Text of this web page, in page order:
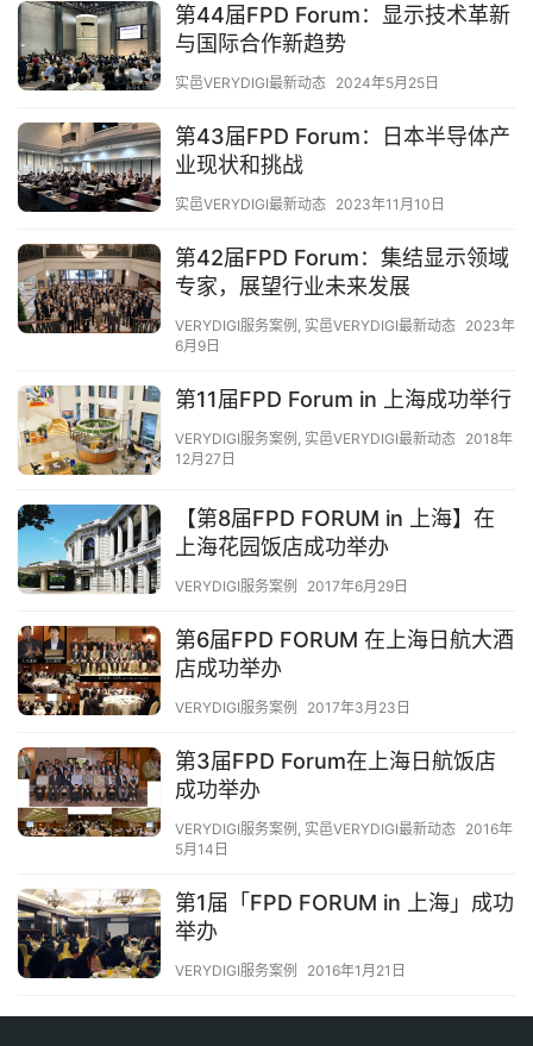
第44届FPD Forum：显示技术革新
与国际合作新趋势
实邑VERYDIGI最新动态 2024年5月25日
第43届FPD Forum：日本半导体产
业现状和挑战
实邑VERYDIGI最新动态 2023年11月10日
第42届FPD Forum：集结显示领域
专家，展望行业未来发展
VERYDIGI服务案例 , 实邑VERYDIGI最新动态 2023年
6月9日
第11届FPD Forum in 上海成功举行
VERYDIGI服务案例 , 实邑VERYDIGI最新动态 2018年
12月27日
【第8届FPD FORUM in 上海】在
上海花园饭店成功举办
VERYDIGI服务案例 2017年6月29日
第6届FPD FORUM 在上海日航大酒
店成功举办
VERYDIGI服务案例 2017年3月23日
第3届FPD Forum在上海日航饭店
成功举办
VERYDIGI服务案例 , 实邑VERYDIGI最新动态 2016年
5月14日
第1届「FPD FORUM in 上海」成功
举办
VERYDIGI服务案例 2016年1月21日